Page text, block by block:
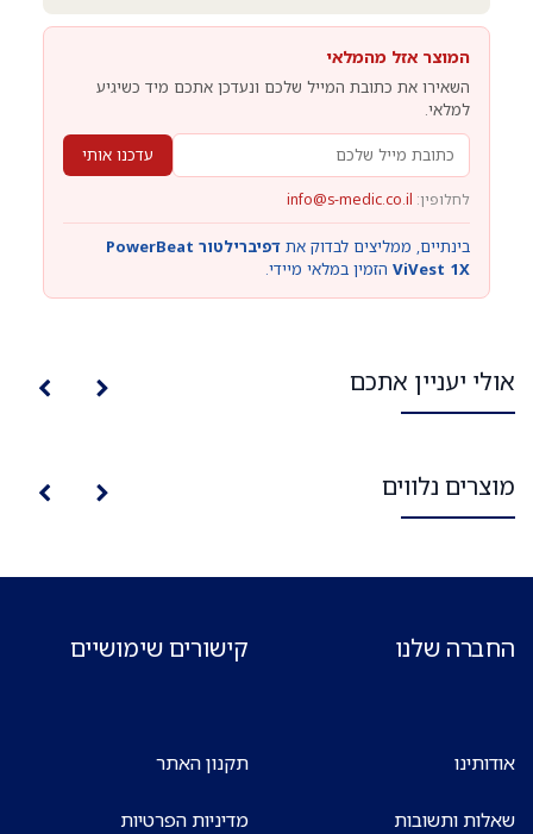
המוצר אזל מהמלאי
השאירו את כתובת המייל שלכם ונעדכן אתכם מיד כשיגיע
למלאי.
עדכנו אותי
לחלופין: info@s-medic.co.il
בינתיים, ממליצים לבדוק את
דפיברילטור PowerBeat
ViVest 1Xהזמין במלאי מיידי.
אולי יעניין אתכם
מוצרים נלווים
החברה שלנו
אודותינו
שאלות ותשובות
קישורים שימושיים
תקנון האתר
מדיניות הפרטיות